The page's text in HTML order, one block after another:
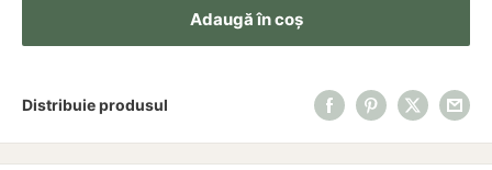
Adaugă în coș
Distribuie produsul